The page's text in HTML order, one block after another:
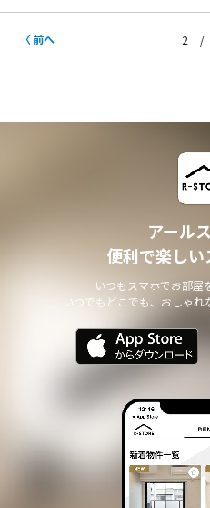
前へ 2
アール
便利で楽しい
いつもスマホでお部屋
いつでもどこでも、おしゃれ